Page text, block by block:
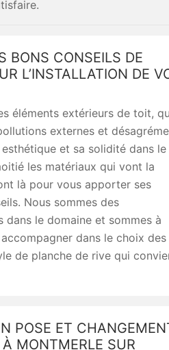
BONS CONSEILS DE
L’INSTALLATION DE
éléments extérieurs de toit,
externes et
et sa solidité dans le
les matériaux qui vont la
là pour vous apporter ses
Nous sommes des
dans le domaine et sommes à
dans le choix des
de planche de rive qui
POSE ET
MONTMERLE SUR